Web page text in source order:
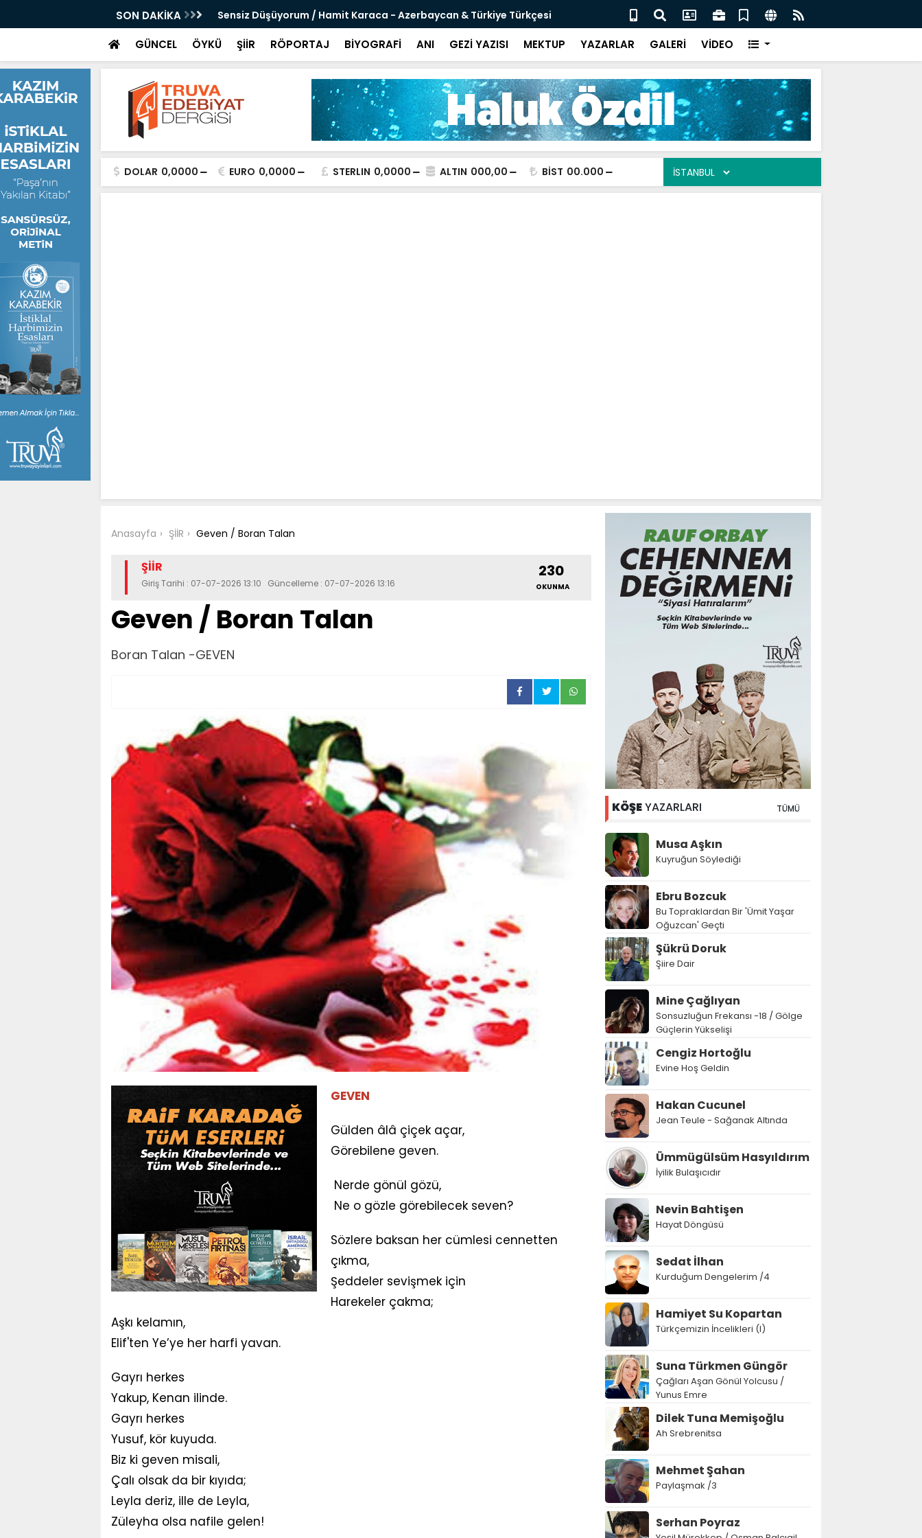
SON DAKİKA Sensiz Düşüyorum / Hamit Karaca - Azerbaycan & Türkiye Türkçesi Sanal Şövalyeler / Ali Tuluk
GÜNCEL ÖYKÜ ŞİİR RÖPORTAJ BİYOGRAFİ ANI GEZİ YAZISI MEKTUP YAZARLAR GALERİ VİDEO
DOLAR 0,0000 EURO 0,0000 STERLIN 0,0000 ALTIN 000,00 BİST 00.000
Anasayfa ŞİİR Geven / Boran Talan
ŞİİR
Giriş Tarihi : 07-07-2026 13:10 Güncelleme : 07-07-2026 13:16
230
OKUNMA
Geven / Boran Talan
Boran Talan -GEVEN
GEVEN
Gülden âlâ çiçek açar,
Görebilene geven.
Nerde gönül gözü,
Ne o gözle görebilecek seven?
Sözlere baksan her cümlesi cennetten
çıkma,
Şeddeler sevişmek için
Harekeler çakma;
Aşkı kelamın,
Elif'ten Ye’ye her harfi yavan.
Gayrı herkes
Yakup, Kenan ilinde.
Gayrı herkes
Yusuf, kör kuyuda.
Biz ki geven misali,
Çalı olsak da bir kıyıda;
Leyla deriz, ille de Leyla,
Züleyha olsa nafile gelen!
KÖŞEYAZARLARI TÜMÜ
Musa Aşkın
Kuyruğun Söylediği
Ebru Bozcuk
Bu Topraklardan Bir 'Ümit Yaşar
Oğuzcan' Geçti
Şükrü Doruk
Şiire Dair
Mine Çağlıyan
Sonsuzluğun Frekansı -18 / Gölge
Güçlerin Yükselişi
Cengiz Hortoğlu
Evine Hoş Geldin
Hakan Cucunel
Jean Teule - Sağanak Altında
Ümmügülsüm Hasyıldırım
İyilik Bulaşıcıdır
Nevin Bahtişen
Hayat Döngüsü
Sedat İlhan
Kurduğum Dengelerim /4
Hamiyet Su Kopartan
Türkçemizin İncelikleri (I)
Suna Türkmen Güngör
Çağları Aşan Gönül Yolcusu /
Yunus Emre
Dilek Tuna Memişoğlu
Ah Srebrenitsa
Mehmet Şahan
Paylaşmak /3
Serhan Poyraz